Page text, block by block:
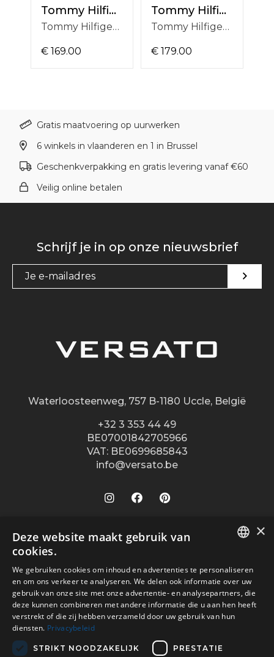
Tommy Hilfiger
Tommy Hilfiger Bryant 1710808
€ 169.00
Tommy Hilfiger
Tommy Hilfiger Bryant 1710812
€ 179.00
Gratis maatvoering op uurwerken
6 winkels in vlaanderen en 1 in Brussel
Geschenkverpakking en gratis levering vanaf €60
Veilig online betalen
Schrijf je in op onze nieuwsbrief
Waterloosteenweg, 757 B-1180 Uccle, België
+32 3 353 44 49
BE07001842705966
VAT: BE0699685843
info@versato.be
Onze winkels
Brugge
Hasselt
Leuven
Oostende
Turnhout
Wijnegem Shopping Center
Versato info
Service
Over ons
Contact
Verkooppunten
Vacatures
Site Info
Algemene voorwaarden
Disclaimer
Privacy Policy
Veilig betalen met
FR
×
Deze website maakt gebruik van
cookies.
We gebruiken cookies om inhoud en advertenties te personaliseren
en om ons verkeer te analyseren. We delen ook informatie over uw
gebruik van onze site met onze advertentie- en analysepartners, die
deze kunnen combineren met andere informatie die u aan hen heeft
verstrekt of die zij hebben verzameld door uw gebruik van hun
diensten. Privacybeleid
STRIKT NOODZAKELIJK PRESTATIE